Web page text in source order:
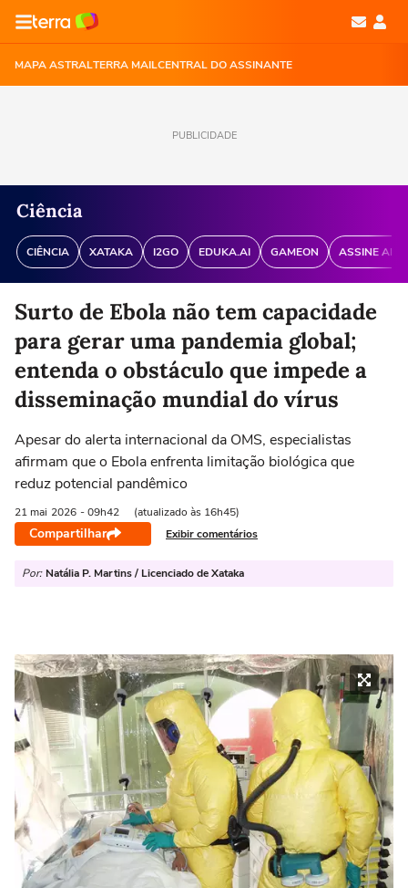
MAPA ASTRALTERRA MAILCENTRAL DO ASSINANTE
PUBLICIDADE
Ciência
CIÊNCIA XATAKA I2GO EDUKA.AI GAMEON ASSINE
Surto de Ebola não tem capacidade
para gerar uma pandemia global;
entenda o obstáculo que impede a
disseminação mundial do vírus
Apesar do alerta internacional da OMS, especialistas
afirmam que o Ebola enfrenta limitação biológica que
reduz potencial pandêmico
21 mai 2026 - 09h42 (atualizado às 16h45)
Compartilhar Exibir comentários
Por: Natália P. Martins / Licenciado de Xataka